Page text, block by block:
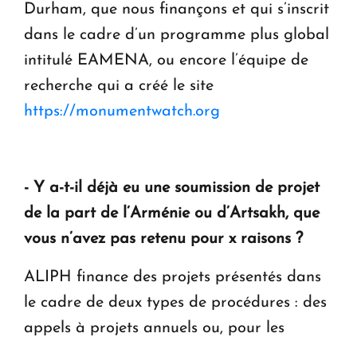
Durham, que nous finançons et qui s’inscrit
dans le cadre d’un programme plus global
intitulé EAMENA, ou encore l’équipe de
recherche qui a créé le site
https://monumentwatch.org
- Y a-t-il déjà eu une soumission de projet
de la part de l’Arménie ou d’Artsakh, que
vous n’avez pas retenu pour x raisons ?
ALIPH finance des projets présentés dans
le cadre de deux types de procédures : des
appels à projets annuels ou, pour les